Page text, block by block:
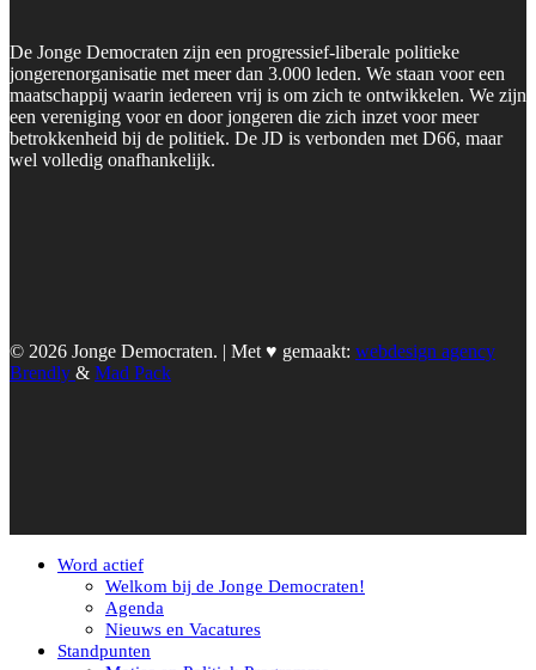
De Jonge Democraten zijn een progressief-liberale politieke
jongerenorganisatie met meer dan 3.000 leden. We staan voor een
maatschappij waarin iedereen vrij is om zich te ontwikkelen. We zijn
een vereniging voor en door jongeren die zich inzet voor meer
betrokkenheid bij de politiek. De JD is verbonden met D66, maar
wel volledig onafhankelijk.
© 2026 Jonge Democraten. | Met ♥︎ gemaakt: webdesign agency
Brendly & Mad Pack
Word actief
Welkom bij de Jonge Democraten!
Agenda
Nieuws en Vacatures
Standpunten